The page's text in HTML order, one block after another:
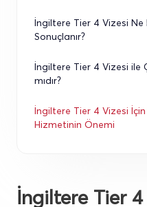
İngiltere Tier 4 Vizesi Ne
Sonuçlanır?
İngiltere Tier 4 Vizesi ile
mıdır?
İngiltere Tier 4 Vizesi İçin
Hizmetinin Önemi
İngiltere Tier